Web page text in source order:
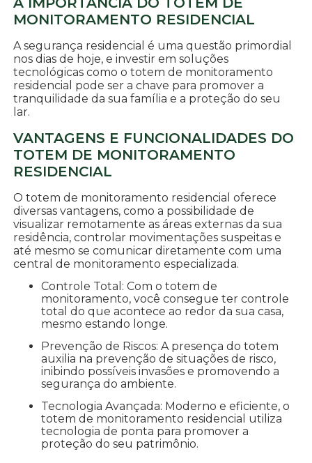
MONITORAMENTO RESIDENCIAL
A segurança residencial é uma questão primordial
nos dias de hoje, e investir em soluções
tecnológicas como o totem de monitoramento
residencial pode ser a chave para promover a
tranquilidade da sua família e a proteção do seu
lar.
VANTAGENS E FUNCIONALIDADES DO
TOTEM DE MONITORAMENTO
RESIDENCIAL
O totem de monitoramento residencial oferece
diversas vantagens, como a possibilidade de
visualizar remotamente as áreas externas da sua
residência, controlar movimentações suspeitas e
até mesmo se comunicar diretamente com uma
central de monitoramento especializada.
Controle Total: Com o totem de
monitoramento, você consegue ter controle
total do que acontece ao redor da sua casa,
mesmo estando longe.
Prevenção de Riscos: A presença do totem
auxilia na prevenção de situações de risco,
inibindo possíveis invasões e promovendo a
segurança do ambiente.
Tecnologia Avançada: Moderno e eficiente, o
totem de monitoramento residencial utiliza
tecnologia de ponta para promover a
proteção do seu patrimônio.